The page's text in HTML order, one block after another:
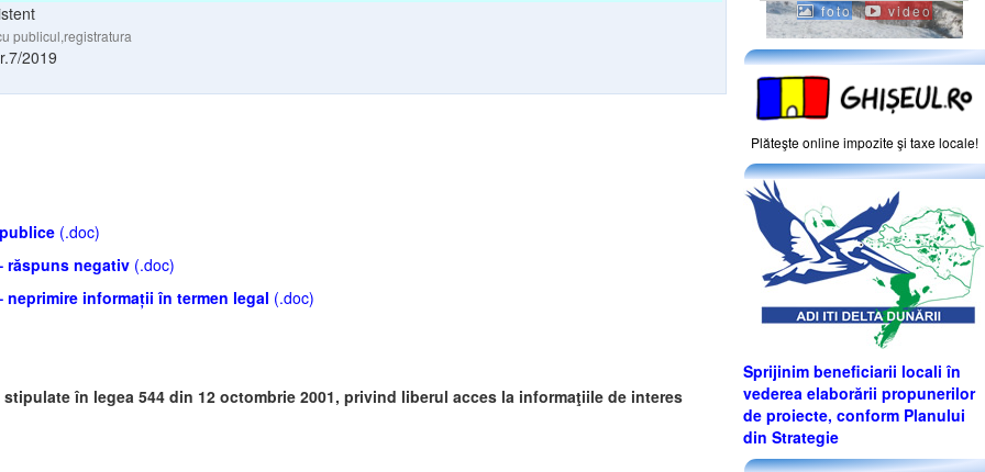
publicul,registratura
2019
(.doc)
răspuns negativ (.doc)
neprimire informații în termen legal (.doc)
în legea 544 din 12 octombrie 2001, privind liberul acces la informaţiile de interes
foto video
Plăteşte online impozite şi taxe locale!
Sprijinim beneficiarii locali în
vederea elaborării propunerilor
de proiecte, conform Planului
din Strategie